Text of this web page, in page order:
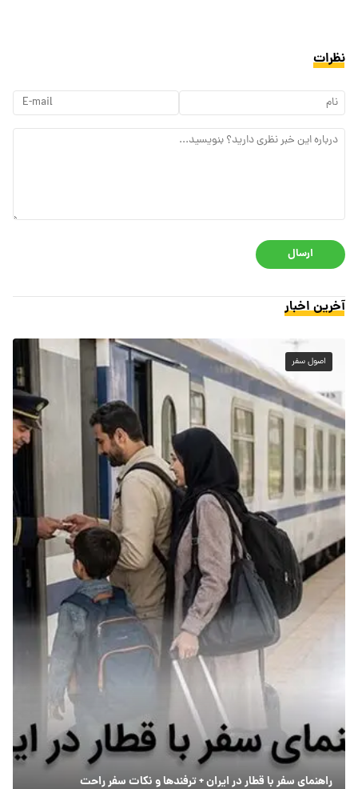
نظرات
ارسال
آخرین اخبار
اصول سفر
راهنمای سفر با قطار در ایران + ترفندها و نکات سفر راحت